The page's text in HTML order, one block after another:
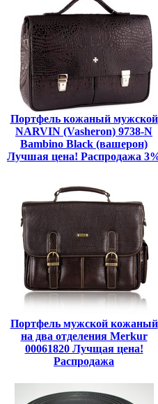
Портфель кожаный мужской
NARVIN (Vasheron) 9738-N
Bambino Black (вашерон)
Лучшая цена! Распродажа
Портфель мужской кожаный
на два отделения Merkur
00061820 Лучщая цена!
Распродажа